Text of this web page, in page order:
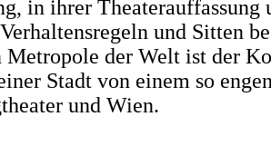
in ihrer Theaterauffassung
und Sitten
Metropole der Welt ist der
Stadt von einem so
und Wien.